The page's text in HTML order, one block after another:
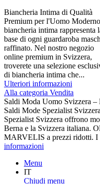
Biancheria Intima di Qualità
Premium per l'Uomo
biancheria intima rappresenta
base di ogni guardaroba
raffinato. Nel nostro negozio
online premium in Svizzera,
troverete una selezione
di biancheria intima che...
Ulteriori informazioni
Alla categoria Vendita
Saldi Moda Uomo Svizzera –
Saldi Mode Spezialist
Spezialist Svizzera offrono
Berna e la Svizzera italiana.
MARVELIS a prezzi ridotti. I
informazioni
Menu
IT
Chiudi menu